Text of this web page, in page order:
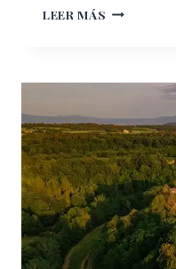
LEER MÁS 22
DÍA
CÁNCER;
DETECTAR
A
TIEMPO
IMPORTA